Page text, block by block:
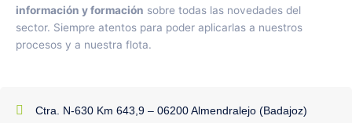
información y formación sobre todas las novedades del
sector. Siempre atentos para poder aplicarlas a nuestros
procesos y a nuestra flota.
Ctra. N-630 Km 643,9 – 06200 Almendralejo (Badajoz)